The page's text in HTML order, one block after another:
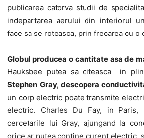
publicarea catorva studii de
indepartarea aerului din interiorul
face sa se roteasca, prin frecarea cu o
Globul producea o cantitate asa de
Hauksbee putea sa citeasca in
Stephen Gray, descopera
un corp electric poate transmite
electric. Charles Du Fay, in Paris,
cercetarile lui Gray, ajungand la
orice ar putea contine curent electric,